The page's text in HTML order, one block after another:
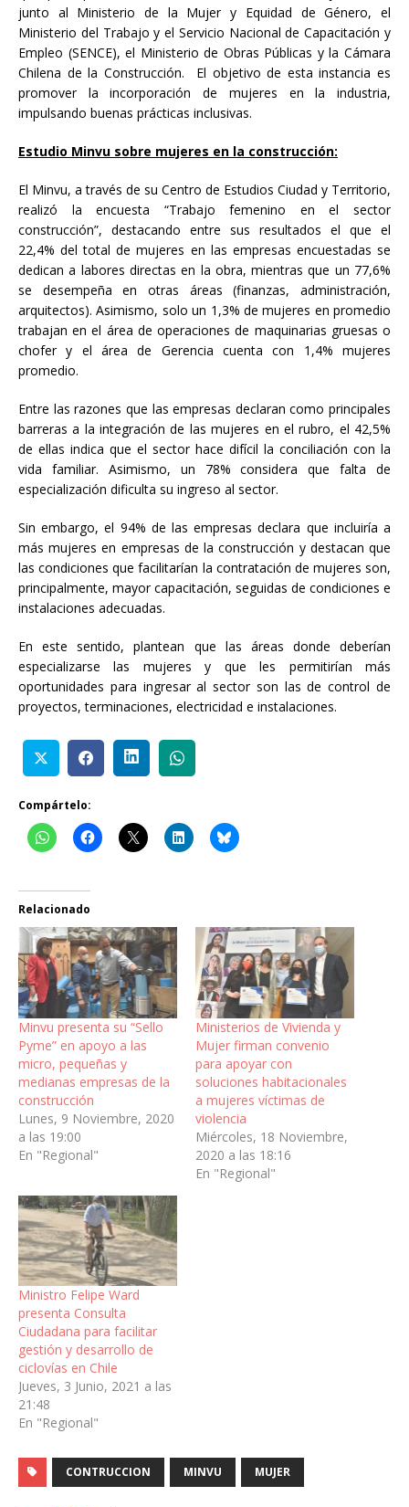
junto al Ministerio de la Mujer y Equidad de Género, el
Ministerio del Trabajo y el Servicio Nacional de Capacitación y
Empleo (SENCE), el Ministerio de Obras Públicas y la Cámara
Chilena de la Construcción. El objetivo de esta instancia es
promover la incorporación de mujeres en la industria,
impulsando buenas prácticas inclusivas.
Estudio Minvu sobre mujeres en la construcción:
El Minvu, a través de su Centro de Estudios Ciudad y Territorio,
realizó la encuesta “Trabajo femenino en el sector
construcción”, destacando entre sus resultados el que el
22,4% del total de mujeres en las empresas encuestadas se
dedican a labores directas en la obra, mientras que un 77,6%
se desempeña en otras áreas (finanzas, administración,
arquitectos). Asimismo, solo un 1,3% de mujeres en promedio
trabajan en el área de operaciones de maquinarias gruesas o
chofer y el área de Gerencia cuenta con 1,4% mujeres
promedio.
Entre las razones que las empresas declaran como principales
barreras a la integración de las mujeres en el rubro, el 42,5%
de ellas indica que el sector hace difícil la conciliación con la
vida familiar. Asimismo, un 78% considera que falta de
especialización dificulta su ingreso al sector.
Sin embargo, el 94% de las empresas declara que incluiría a
más mujeres en empresas de la construcción y destacan que
las condiciones que facilitarían la contratación de mujeres son,
principalmente, mayor capacitación, seguidas de condiciones e
instalaciones adecuadas.
En este sentido, plantean que las áreas donde deberían
especializarse las mujeres y que les permitirían más
oportunidades para ingresar al sector son las de control de
proyectos, terminaciones, electricidad e instalaciones.
Compártelo:
Relacionado
Minvu presenta su “Sello
Pyme” en apoyo a las
micro, pequeñas y
medianas empresas de la
construcción
Lunes, 9 Noviembre, 2020
a las 19:00
En "Regional"
Ministerios de Vivienda y
Mujer firman convenio
para apoyar con
soluciones habitacionales
a mujeres víctimas de
violencia
Miércoles, 18 Noviembre,
2020 a las 18:16
En "Regional"
Ministro Felipe Ward
presenta Consulta
Ciudadana para facilitar
gestión y desarrollo de
ciclovías en Chile
Jueves, 3 Junio, 2021 a las
21:48
En "Regional"
CONTRUCCION MINVU MUJER